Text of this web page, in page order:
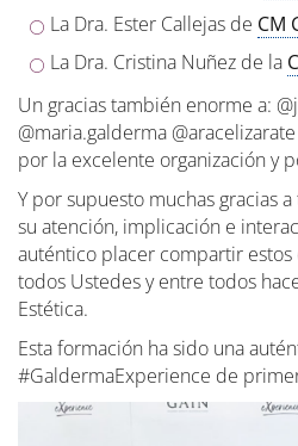
La Dra. Ester Callejas de CM
La Dra. Cristina Nuñez de la
Un gracias también enorme a:
@maria.galderma @aracelizarate
por la excelente organización y
Y por supuesto muchas gracias
su atención, implicación e
auténtico placer compartir
todos Ustedes y entre todos
Estética.
Esta formación ha sido una
#GaldermaExperience de